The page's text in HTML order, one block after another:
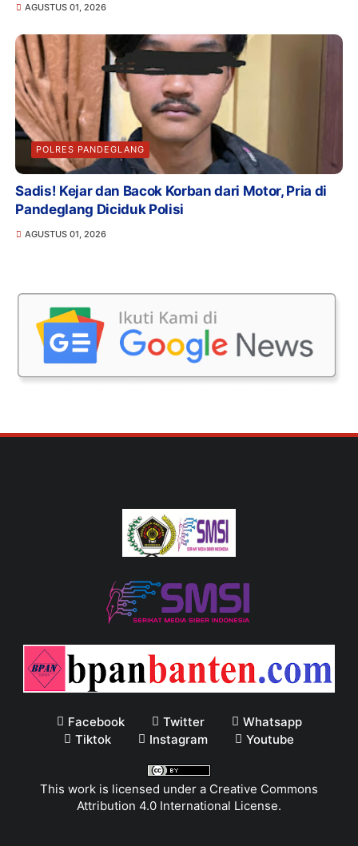
AGUSTUS 01, 2026
POLRES PANDEGLANG
Sadis! Kejar dan Bacok Korban dari Motor, Pria di
Pandeglang Diciduk Polisi
AGUSTUS 01, 2026
Facebook Twitter
Whatsapp
Tiktok
Instagram Youtube
This work is licensed under a Creative Commons
Attribution 4.0 International License.